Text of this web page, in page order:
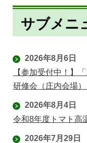
サブメニ
2026年8月6日
【参加受付中！】
研修会（庄内会場
2026年8月4日
令和8年度トマト高
2026年7月29日